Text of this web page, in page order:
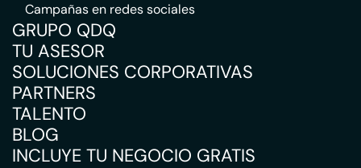
Campañas en redes sociales
GRUPO QDQ
TU ASESOR
SOLUCIONES CORPORATIVAS
PARTNERS
TALENTO
BLOG
INCLUYE TU NEGOCIO GRATIS